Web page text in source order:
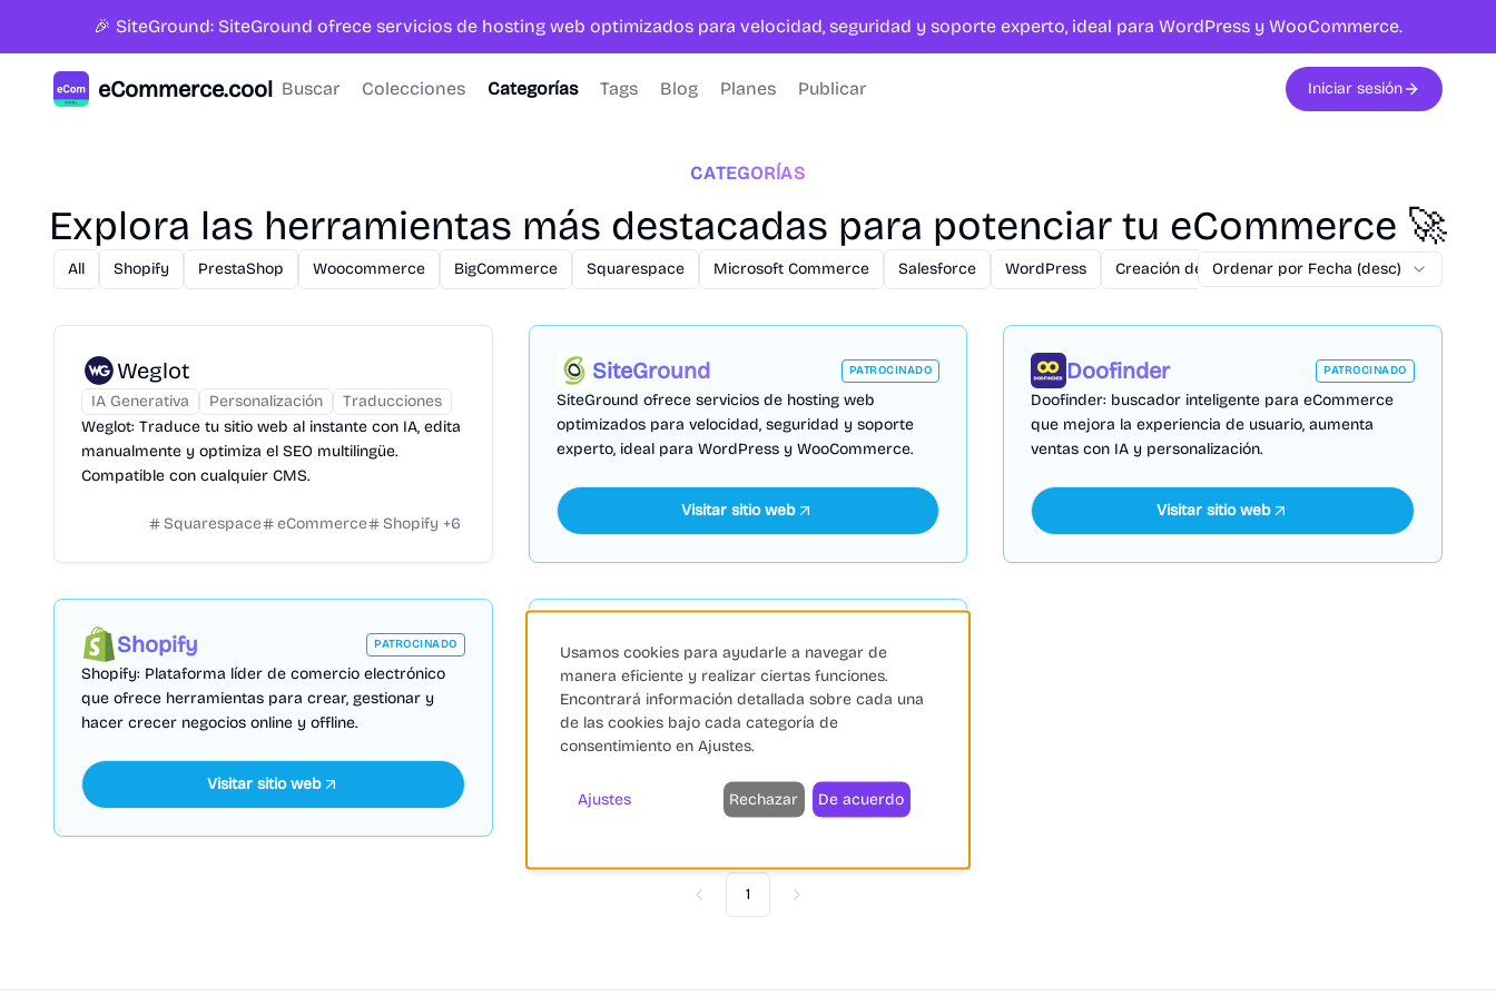
🎉 SiteGround: SiteGround ofrece servicios de hosting web optimizados para velocidad, seguridad y soporte experto, ideal para WordPress y WooCommerce.
eCommerce.cool Buscar Colecciones Categorías Tags Blog Planes Publicar Iniciar sesión
CATEGORÍAS
Explora las herramientas más destacadas para potenciar tu eCommerce 🚀
All Shopify PrestaShop Woocommerce BigCommerce Squarespace Microsoft Commerce Salesforce WordPress Creación de Apps Hosting SEM SEO
Ordenar por Fecha (desc)
Weglot
IA Generativa Personalización
Traducciones
Weglot: Traduce tu sitio web al instante con IA, edita
manualmente y optimiza el SEO multilingüe.
Compatible con cualquier CMS.
Squarespace eCommerce Shopify +6
SiteGround PATROCINADO
SiteGround ofrece servicios de hosting web
optimizados para velocidad, seguridad y soporte
experto, ideal para WordPress y WooCommerce.
Visitar sitio web
Doofinder PATROCINADO
Doofinder: buscador inteligente para eCommerce
que mejora la experiencia de usuario, aumenta
ventas con IA y personalización.
Visitar sitio web
Shopify PATROCINADO
Shopify: Plataforma líder de comercio electrónico
que ofrece herramientas para crear, gestionar y
hacer crecer negocios online y offline.
Visitar sitio web
Connectif PATROCINADO
Connectif: Plataforma de marketing 'Data First'
impulsada por IA para potenciar el eCommerce con
automatización y personalización.
Visitar sitio web
Previous
1 Next
Usamos cookies para ayudarle a navegar de
manera eficiente y realizar ciertas funciones.
Encontrará información detallada sobre cada una
de las cookies bajo cada categoría de
consentimiento en Ajustes.
Ajustes Rechazar De acuerdo